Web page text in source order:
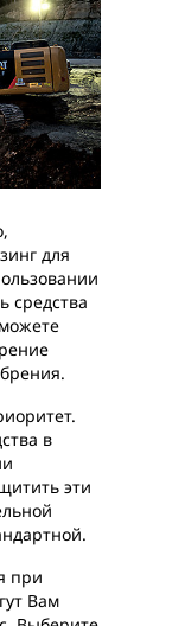
для
средства
в
эти
при
Вам